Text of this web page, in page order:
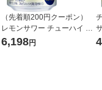
（先着順200円クーポン）
レモンサワー チューハイ 麒
麟特製 レモン ALC.9％ 350
6,198円